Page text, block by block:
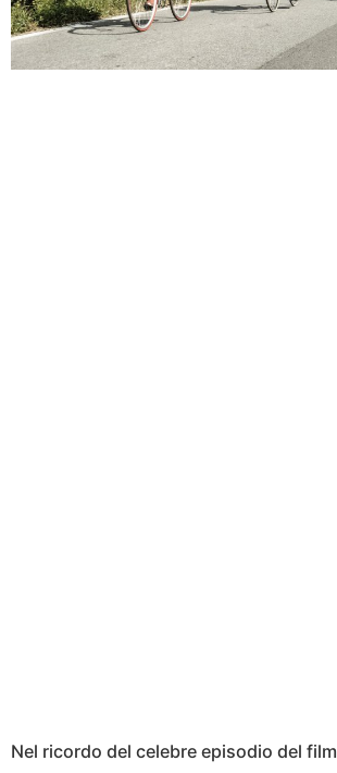
Nel ricordo del celebre episodio del film